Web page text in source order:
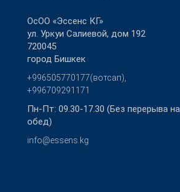
ОсОО «Эссенс КГ»
ул. Уркуи Салиевой, дом 192
720045
город Бишкек
+996505770177(вотсап),
+996709291171
Пн-Пт: 09.30-17.30 (Без перерыва на
обед)
info@essens.kg